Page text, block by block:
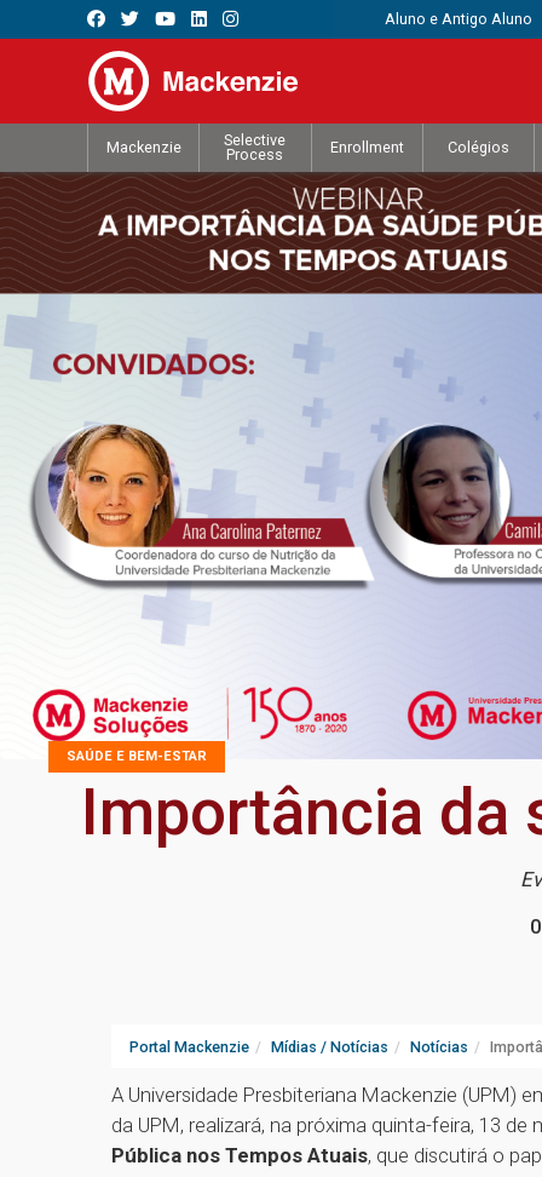
Aluno e Antigo Aluno
Mackenzie
Selective
Process
Enrollment Colégios
SAÚDE E BEM-ESTAR
Importância da
Portal Mackenzie Mídias / Notícias Notícias
A Universidade Presbiteriana Mackenzie (UPM)
da UPM, realizará, na próxima quinta-feira, 13 de
Pública nos Tempos Atuais, que discutirá o